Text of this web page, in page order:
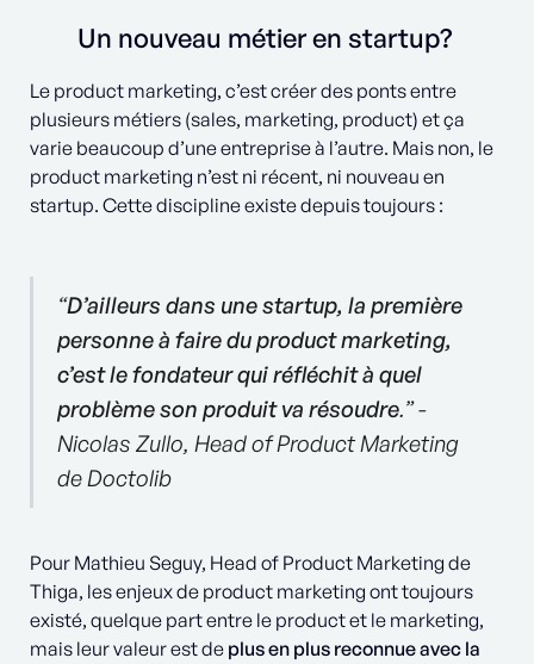
Un nouveau métier en startup?
Le product marketing, c’est créer des ponts entre
plusieurs métiers (sales, marketing, product) et ça
varie beaucoup d’une entreprise à l’autre. Mais non, le
product marketing n’est ni récent, ni nouveau en
startup. Cette discipline existe depuis toujours :
“D’ailleurs dans une startup, la première
personne à faire du product marketing,
c’est le fondateur qui réfléchit à quel
problème son produit va résoudre.” -
Nicolas Zullo, Head of Product Marketing
de Doctolib
Pour Mathieu Seguy, Head of Product Marketing de
Thiga, les enjeux de product marketing ont toujours
existé, quelque part entre le product et le marketing,
mais leur valeur est de plus en plus reconnue avec la